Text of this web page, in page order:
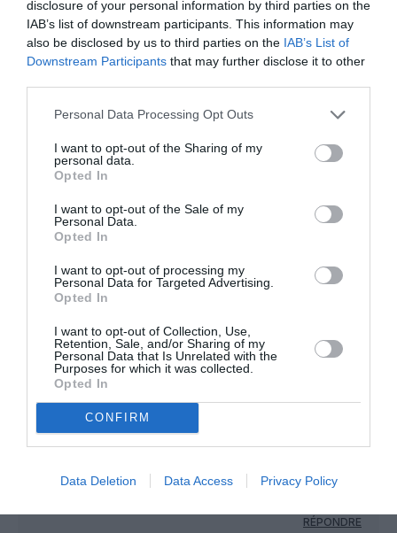
disclosure of your personal information by third parties on the
IAB’s list of downstream participants. This information may
also be disclosed by us to third parties on the IAB’s List of
Downstream Participants that may further disclose it to other
Personal Data Processing Opt Outs
I want to opt-out of the Sharing of my
personal data.
Opted In
I want to opt-out of the Sale of my
Personal Data.
Opted In
I want to opt-out of processing my
Personal Data for Targeted Advertising.
Opted In
I want to opt-out of Collection, Use,
Retention, Sale, and/or Sharing of my
Personal Data that Is Unrelated with the
Purposes for which it was collected.
Opted In
CONFIRM
Data Deletion Data Access Privacy Policy
une bonne nouvelle, surtout si, dans de nombreux
cas, elle est seule à proposer ces nouvelles
dessertes. Edimbourg, Manchester, Berlin, Naples,
Budapest en sont, à Lyon Saint-Exupéry, les
basique de 2 vols par semaine, plus adaptée aux
Mais bon, en Province, lorsque l’on compte une
nouvelle destination sur le tarmac, on s’estime
satisfait…
Nantes profite à son tour de cette expansion de son
réseau ; le départ de Ryanair, s’il n’a peut-être pas
été remplacé à 100%, est somme toute plutôt bien
elle est très attentive aussi, on s’en doute, à ses
chiffres de trafic, semble néanmoins moins encline
cette volatilité qui est vraiment la marque de
fabrique de Ryanair…
Welcome to mogador, it is an amazing city 👍
RÉPONDRE